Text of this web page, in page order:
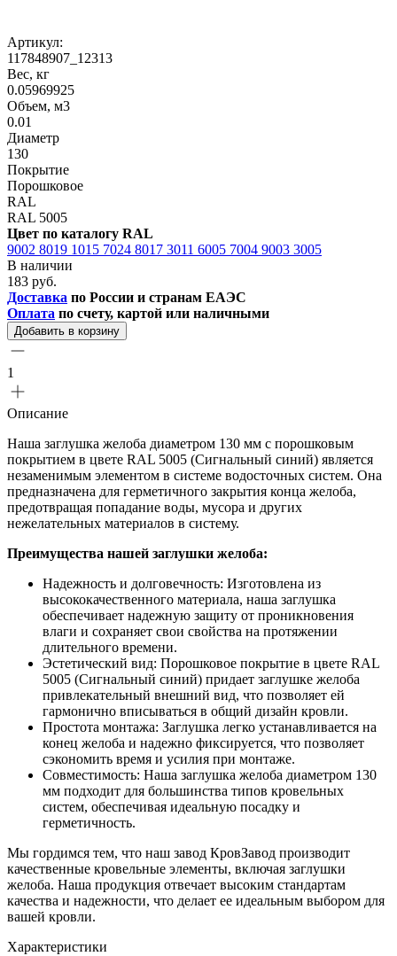
Артикул:
117848907_12313
Вес, кг
0.05969925
Объем, м3
0.01
Диаметр
130
Покрытие
Порошковое
RAL
RAL 5005
Цвет по каталогу RAL
9002 8019 1015 7024 8017 3011 6005 7004 9003 3005
В наличии
183 руб.
Доставка по России и странам ЕАЭС
Оплата по счету, картой или наличными
Добавить в корзину
1
Описание
Наша заглушка желоба диаметром 130 мм с порошковым
покрытием в цвете RAL 5005 (Сигнальный синий) является
незаменимым элементом в системе водосточных систем. Она
предназначена для герметичного закрытия конца желоба,
предотвращая попадание воды, мусора и других
нежелательных материалов в систему.
Преимущества нашей заглушки желоба:
Надежность и долговечность: Изготовлена из
высококачественного материала, наша заглушка
обеспечивает надежную защиту от проникновения
влаги и сохраняет свои свойства на протяжении
длительного времени.
Эстетический вид: Порошковое покрытие в цвете RAL
5005 (Сигнальный синий) придает заглушке желоба
привлекательный внешний вид, что позволяет ей
гармонично вписываться в общий дизайн кровли.
Простота монтажа: Заглушка легко устанавливается на
конец желоба и надежно фиксируется, что позволяет
сэкономить время и усилия при монтаже.
Совместимость: Наша заглушка желоба диаметром 130
мм подходит для большинства типов кровельных
систем, обеспечивая идеальную посадку и
герметичность.
Мы гордимся тем, что наш завод КровЗавод производит
качественные кровельные элементы, включая заглушки
желоба. Наша продукция отвечает высоким стандартам
качества и надежности, что делает ее идеальным выбором для
вашей кровли.
Характеристики